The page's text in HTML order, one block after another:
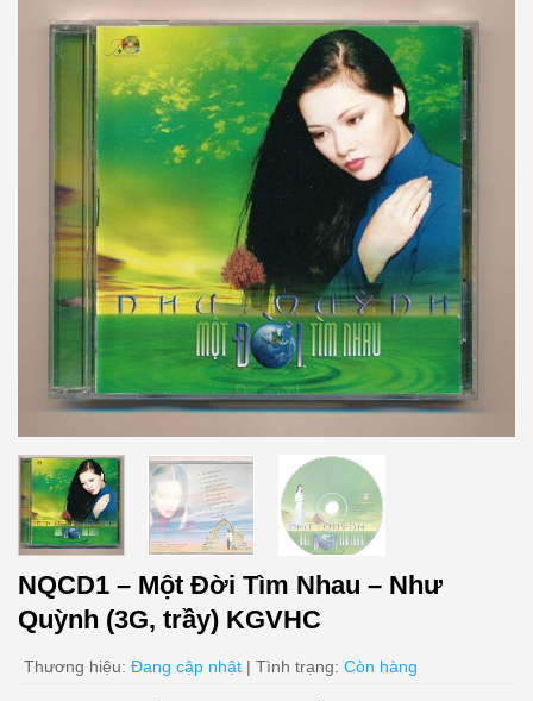
NQCD1 – Một Đời Tìm Nhau – Như
Quỳnh (3G, trầy) KGVHC
Thương hiệu: Đang cập nhật | Tình trạng: Còn hàng